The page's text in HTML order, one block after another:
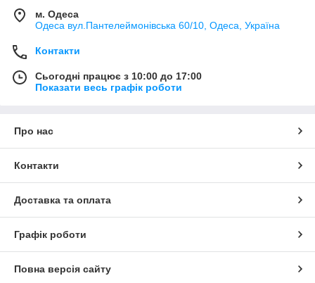
м. Одеса
Одеса вул.Пантелеймонівська 60/10, Одеса, Україна
Контакти
Сьогодні працює з 10:00 до 17:00
Показати весь графік роботи
Про нас
Контакти
Доставка та оплата
Графік роботи
Повна версія сайту